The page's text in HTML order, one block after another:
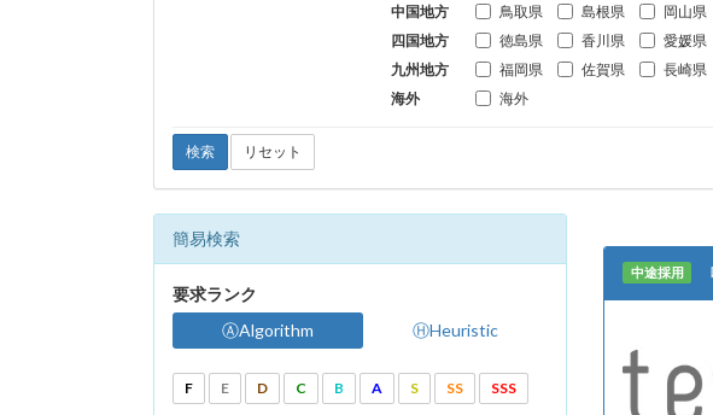
中国地方
鳥取県 島根県 岡山県
四国地方
徳島県 香川県 愛媛県
九州地方
福岡県 佐賀県 長崎県
海外
海外
検索 リセット
簡易検索
要求ランク
ⒶAlgorithm
ⒽHeuristic
F E D C B A S SS SSS
中途採用